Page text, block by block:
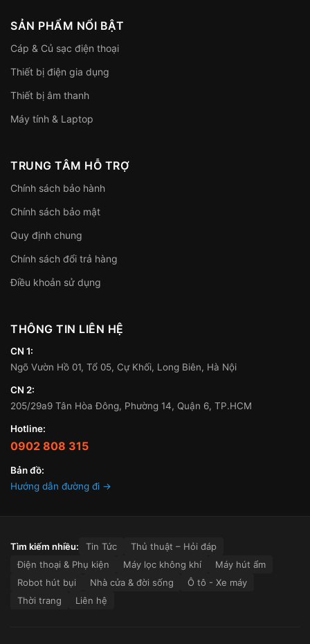
SẢN PHẨM NỔI BẬT
Cáp & Củ sạc điện thoại
Thiết bị điện gia dụng
Thiết bị âm thanh
Máy tính & Laptop
TRUNG TÂM HỖ TRỢ
Chính sách bảo hành
Chính sách bảo mật
Quy định chung
Chính sách đổi trả hàng
Điều khoản sử dụng
THÔNG TIN LIÊN HỆ
CN 1:
Ngõ Vườn Hồ 01, Tổ 05, Cự Khối, Long Biên, Hà Nội
CN 2:
205/29a9 Tân Hòa Đông, Phường 14, Quận 6, TP.HCM
Hotline:
0902 808 315
Bản đồ:
Hướng dẫn đường đi →
Tìm kiếm nhiều: Tin Tức
Thủ thuật – Hỏi đáp
Điện thoại & Phụ kiện
Máy lọc không khí
Máy hút ẩm
Robot hút bụi
Nhà cửa & đời sống
Ô tô - Xe máy
Thời trang
Liên hệ